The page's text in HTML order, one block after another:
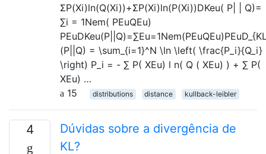
ΣP(Xi)ln(Q(Xi))+ΣP(Xi)ln(P(Xi))DKeu( P| | Q)=
∑i = 1Nem( PEuQEu)
(P||Q) = \sum_{i=1}^N \ln \left( \frac{P_i}{Q_i}
\right) P_i = - ∑ P( XEu) l n( Q ( XEu) ) + ∑ P(
XEu) …
15
distributions distance kullback-leibler
4
Dúvidas sobre a divergência de
KL?